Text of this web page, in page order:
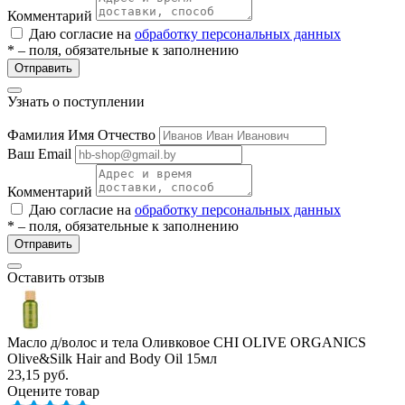
Комментарий
Даю согласие на обработку персональных данных
* – поля, обязательные к заполнению
Отправить
Узнать о поступлении
Фамилия Имя Отчество
Ваш Email
Комментарий
Даю согласие на обработку персональных данных
* – поля, обязательные к заполнению
Отправить
Оставить отзыв
Масло д/волос и тела Оливковое CHI OLIVE ORGANICS
Olive&Silk Hair and Body Oil 15мл
23,15 руб.
Оцените товар